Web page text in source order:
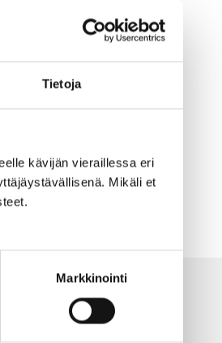
Tietoja
kävijän vieraillessa eri
Mikäli et
Markkinointi